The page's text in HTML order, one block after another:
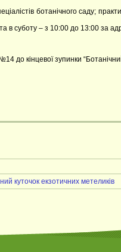
ботанічного саду;
в суботу – з 10:00 до 13:00 за
до кінцевої зупинки
куточок екзотичних метеликів